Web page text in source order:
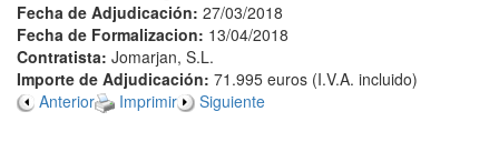
Fecha de Adjudicación: 27/03/2018
Fecha de Formalizacion: 13/04/2018
Contratista: Jomarjan, S.L.
Importe de Adjudicación: 71.995 euros (I.V.A. incluido)
Anterior
Imprimir Siguiente